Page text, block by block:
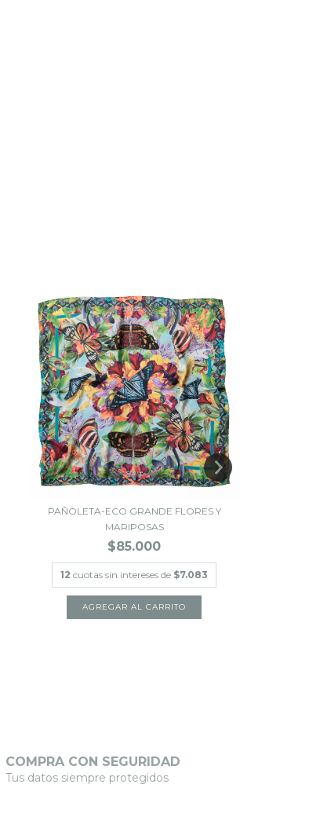
PAÑOLETA-ECO GRANDE FLORES Y
MARIPOSAS
$85.000
12 cuotas sin intereses de $7.083
COMPRA CON SEGURIDAD
Tus datos siempre protegidos